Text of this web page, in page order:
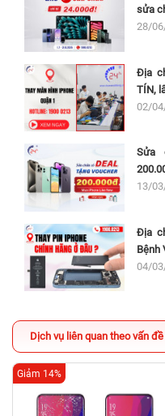
sửa
28/
Địa
TÍN,
02/
Sửa
13/
Địa
Bệnh
04/
Dịch vụ liên quan theo vấn đề
Giảm 14%